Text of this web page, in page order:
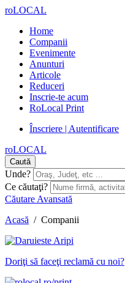
roLOCAL
Home
Companii
Evenimente
Anunturi
Articole
Reduceri
Inscrie-te acum
RoLocal Print
Înscriere | Autentificare
roLOCAL
Caută
Unde?
Ce căutaţi?
Căutare Avansată
Acasă / Companii
Doriţi să faceţi reclamă cu noi?